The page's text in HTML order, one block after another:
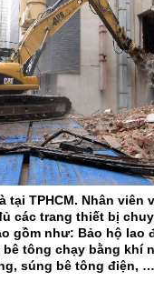
tại TPHCM. Nhân viên
các trang thiết bị
gồm như: Bảo hộ lao
bê tông chạy bằng khí
súng bê tông điện, …